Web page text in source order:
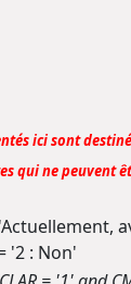
ici sont
qui ne peuvent
'2 : Non'